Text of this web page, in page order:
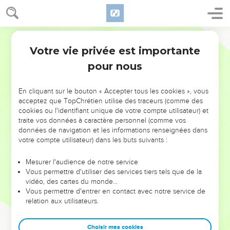
NE MANQUEZ PAS L’ÉVÉNEMENT
DE L’ANNÉE !
ET SI LEURS ERREURS POUVAIENT VOUS ÉVITER LES
VOTRES ?
leur foi ou leur vision. Mais on voit moins les doutes, les erreurs
et les saisons difficiles qu'ils ont traversés, alors même que ce
sont elles qui les ont façonnés.
Dans cette conférence, leaders, entrepreneurs, et responsables
clés pour avancer avec plus de sagesse afin que leurs erreurs
Votre vie privée est importante
pour nous
En cliquant sur le bouton « Accepter tous les cookies », vous
acceptez que TopChrétien utilise des traceurs (comme des
cookies ou l'identifiant unique de votre compte utilisateur) et
traite vos données à caractère personnel (comme vos
données de navigation et les informations renseignées dans
votre compte utilisateur) dans les buts suivants :
Mesurer l'audience de notre service
Vous permettre d'utiliser des services tiers tels que de la
vidéo, des cartes du monde…
Vous permettre d'entrer en contact avec notre service de
relation aux utilisateurs.
Choisir mes cookies